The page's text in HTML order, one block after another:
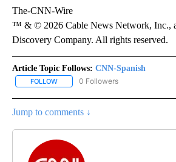
The-CNN-Wire
™ & © 2026 Cable News Network, Inc.,
Discovery Company. All rights reserved.
Article Topic Follows: CNN-Spanish
FOLLOW FOLLOW "CNN-SPANISH" TO
0 Followers
Jump to comments ↓